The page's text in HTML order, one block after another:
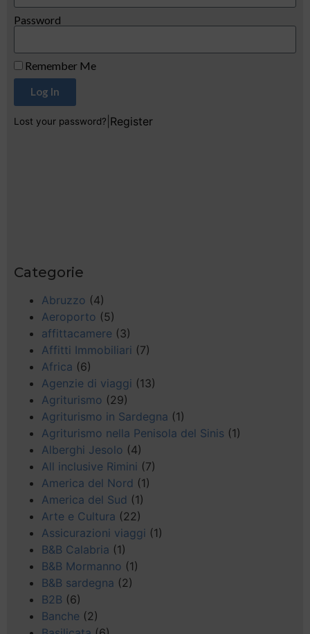
Password
Remember Me
Log In
Lost your password? Register
Categorie
Abruzzo (4)
Aeroporto (5)
affittacamere (3)
Affitti Immobiliari (7)
Africa (6)
Agenzie di viaggi (13)
Agriturismo (29)
Agriturismo in Sardegna (1)
Agriturismo nella Penisola del Sinis (1)
Alberghi Jesolo (4)
All inclusive Rimini (7)
America del Nord (1)
America del Sud (1)
Arte e Cultura (22)
Assicurazioni viaggi (1)
B&B Calabria (1)
B&B Mormanno (1)
B&B sardegna (2)
B2B (6)
Banche (2)